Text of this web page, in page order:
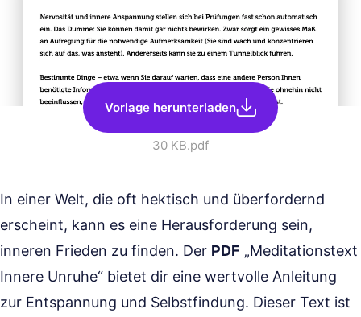
Vorlage herunterladen
30 KB.pdf
In einer Welt, die oft hektisch und überfordernd
erscheint, kann es eine Herausforderung sein,
inneren Frieden zu finden. Der PDF „Meditationstext
Innere Unruhe“ bietet dir eine wertvolle Anleitung
zur Entspannung und Selbstfindung. Dieser Text ist